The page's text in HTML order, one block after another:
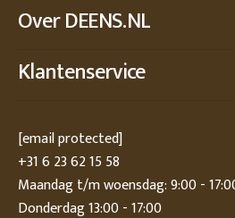
0€
Over DEENS.NL
Klantenservice
[email protected]
+31 6 23 62 15 58
Maandag t/m woensdag: 9:00 -
Donderdag 13:00 - 17:00